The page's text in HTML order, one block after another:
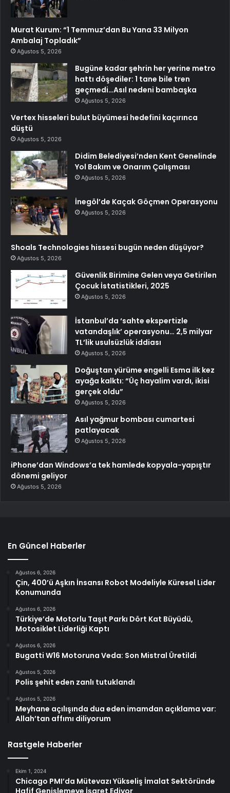
Murat Kurum: “1 Temmuz’dan Bu Yana 33 Milyon
Ambalaj Topladık”
Ağustos 5, 2026
Bugüne kadar şehrin her yerine metro
hattı döşediler: 1 tane bile tren
geçmedi…Asıl nedeni bambaşka
Ağustos 5, 2026
Vertex hisseleri bulut büyümesi hedefini kaçırınca
düştü
Ağustos 5, 2026
Didim Belediyesi’nden Kent Genelinde
Yol Bakım ve Onarım Çalışması
Ağustos 5, 2026
İnegöl’de Kaçak Göçmen Operasyonu
Ağustos 5, 2026
Shoals Technologies hissesi bugün neden düşüyor?
Ağustos 5, 2026
Güvenlik Birimine Gelen veya Getirilen
Çocuk İstatistikleri, 2025
Ağustos 5, 2026
İstanbul’da ‘sahte ekspertizle
vatandaşlık’ operasyonu… 2,5 milyar
TL’lik usulsüzlük iddiası
Ağustos 5, 2026
Doğuştan yürüme engelli Esma ilk kez
ayağa kalktı: “Üç hayalim vardı, ikisi
gerçek oldu”
Ağustos 5, 2026
Asıl yağmur bombası cumartesi
patlayacak
Ağustos 5, 2026
iPhone’dan Windows’a tek hamlede kopyala-yapıştır
dönemi geliyor
Ağustos 5, 2026
En Güncel Haberler
Ağustos 6, 2026
Çin, 400’ü Aşkın İnsansı Robot Modeliyle Küresel Lider
Konumunda
Ağustos 6, 2026
Türkiye’de Motorlu Taşıt Parkı Dört Kat Büyüdü,
Motosiklet Liderliği Kaptı
Ağustos 6, 2026
Bugatti W16 Motoruna Veda: Son Mistral Üretildi
Ağustos 5, 2026
Polis şehit eden zanlı tutuklandı
Ağustos 5, 2026
Meyhane açılışında dua eden imamdan açıklama var:
Allah’tan affımı diliyorum
Rastgele Haberler
Ekim 1, 2024
Chicago PMI’da Mütevazı Yükseliş İmalat Sektöründe
Hafif Genişlemeye İşaret Ediyor